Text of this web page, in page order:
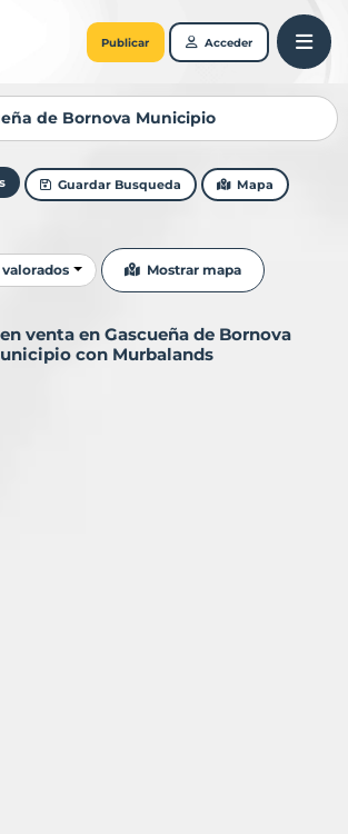
Publicar Acceder
Guardar Busqueda Mapa
resultados Mostrar mapa
venta en Gascueña de Bornova
con Murbalands